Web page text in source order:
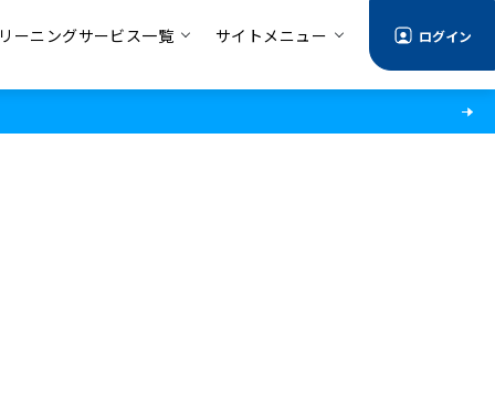
ーニングサービス一覧 サイトメニュー ログイン